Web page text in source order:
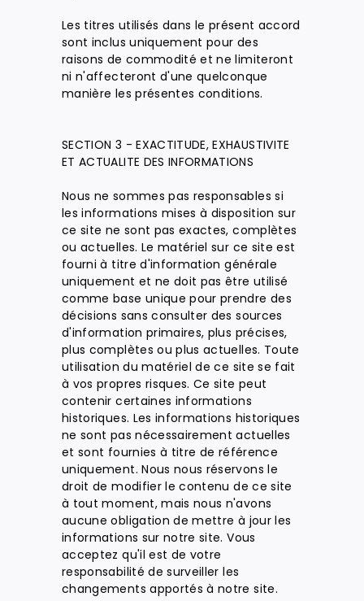
Les titres utilisés dans le présent accord
sont inclus uniquement pour des
raisons de commodité et ne limiteront
ni n'affecteront d'une quelconque
manière les présentes conditions.
SECTION 3 - EXACTITUDE, EXHAUSTIVITE
ET ACTUALITE DES INFORMATIONS
Nous ne sommes pas responsables si
les informations mises à disposition sur
ce site ne sont pas exactes, complètes
ou actuelles. Le matériel sur ce site est
fourni à titre d'information générale
uniquement et ne doit pas être utilisé
comme base unique pour prendre des
décisions sans consulter des sources
d'information primaires, plus précises,
plus complètes ou plus actuelles. Toute
utilisation du matériel de ce site se fait
à vos propres risques. Ce site peut
contenir certaines informations
historiques. Les informations historiques
ne sont pas nécessairement actuelles
et sont fournies à titre de référence
uniquement. Nous nous réservons le
droit de modifier le contenu de ce site
à tout moment, mais nous n'avons
aucune obligation de mettre à jour les
informations sur notre site. Vous
acceptez qu'il est de votre
responsabilité de surveiller les
changements apportés à notre site.